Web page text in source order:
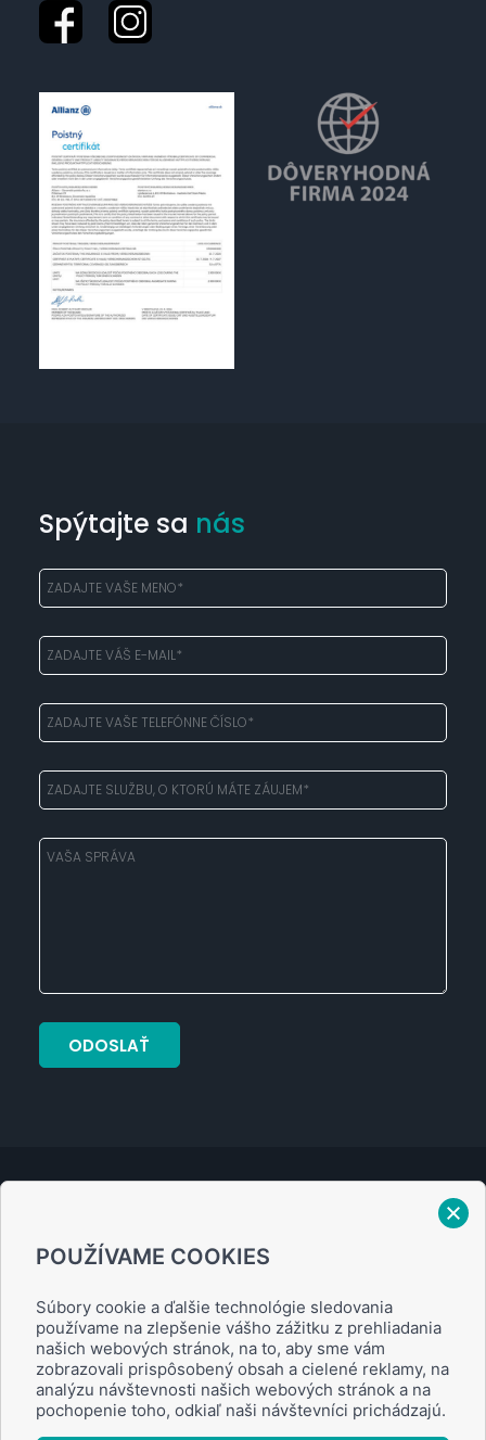
POUŽÍVAME COOKIES
Súbory cookie a ďalšie technológie sledovania
používame na zlepšenie vášho zážitku z prehliadania
našich webových stránok, na to, aby sme vám
zobrazovali prispôsobený obsah a cielené reklamy, na
analýzu návštevnosti našich webových stránok a na
pochopenie toho, odkiaľ naši návštevníci prichádzajú.
Spýtajte sa nás
Zásady ochrany osobných údajov
Obchodné podmienky